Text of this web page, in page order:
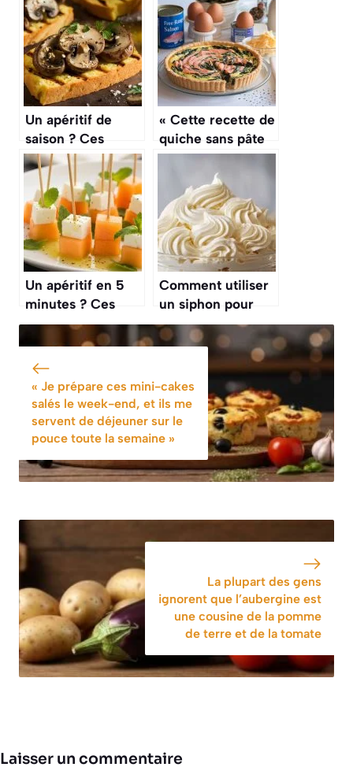
Un apéritif de
saison ? Ces
crostinis de
polenta grillée
avec une poêlée
de champignons
des bois
« Cette recette de
quiche sans pâte
aux épinards et au
saumon est
parfaite pour un
dîner léger et
rapide »
Un apéritif en 5
minutes ? Ces
mini-brochettes
de melon, feta et
menthe sont
parfaites pour la
fin de l’été
Comment utiliser
un siphon pour
chantilly : guide
pratique pour des
desserts parfaits
« Je prépare ces mini-cakes
salés le week-end, et ils me
servent de déjeuner sur le
pouce toute la semaine »
La plupart des gens
ignorent que l’aubergine est
une cousine de la pomme
de terre et de la tomate
Laisser un commentaire